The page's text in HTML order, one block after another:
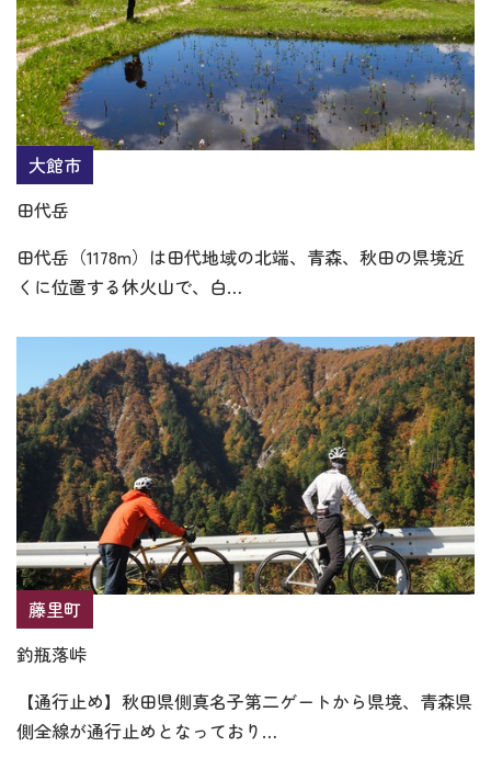
大館市
田代岳
田代岳（1178m）は田代地域の北端、青森、秋田の県境近
くに位置する休火山で、白…
藤里町
釣瓶落峠
【通行止め】秋田県側真名子第二ゲートから県境、青森県
側全線が通行止めとなっており…